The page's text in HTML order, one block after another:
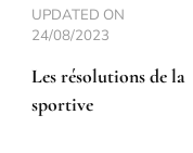
UPDATED ON
24/08/2023
Les résolutions de la
sportive